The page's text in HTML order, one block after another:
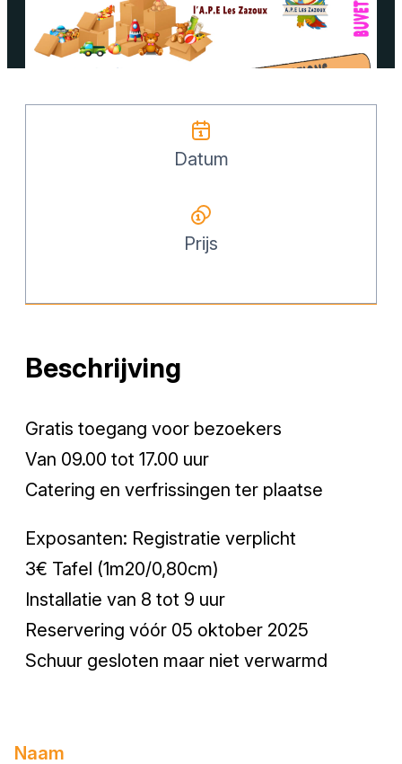
Datum
Prijs
Beschrijving
Gratis toegang voor bezoekers
Van 09.00 tot 17.00 uur
Catering en verfrissingen ter plaatse
Exposanten: Registratie verplicht
3€ Tafel (1m20/0,80cm)
Installatie van 8 tot 9 uur
Reservering vóór 05 oktober 2025
Schuur gesloten maar niet verwarmd
Naam